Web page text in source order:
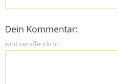
Dein Kommentar:
wird veröffentlicht